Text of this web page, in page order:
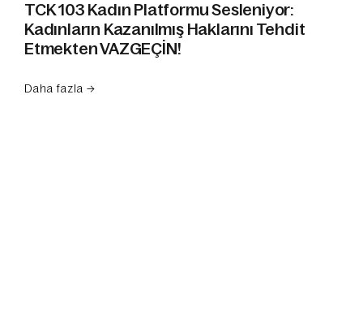
TCK 103 Kadın Platformu Sesleniyor:
Kadınların Kazanılmış Haklarını Tehdit
Etmekten VAZGEÇİN!
Daha fazla →